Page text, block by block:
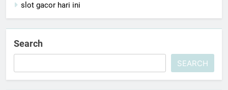
slot gacor hari ini
Search
SEARCH